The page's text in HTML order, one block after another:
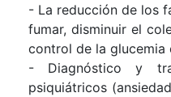
- La reducción de los
fumar, disminuir el
control de la glucemia
- Diagnóstico y
psiquiátricos